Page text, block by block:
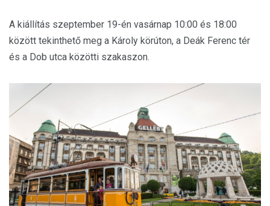
A kiállítás szeptember 19-én vasárnap 10:00 és 18:00
között tekinthető meg a Károly körúton, a Deák Ferenc tér
és a Dob utca közötti szakaszon.